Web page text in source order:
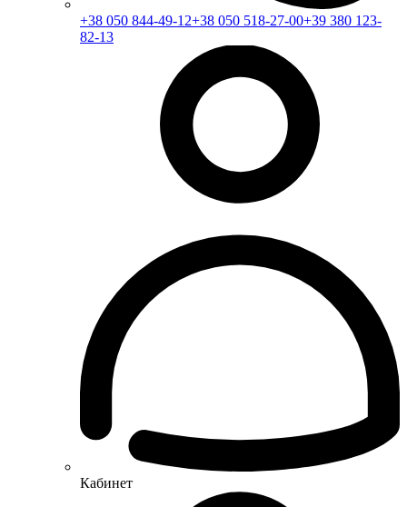
+38 050 844-49-12+38 050 518-27-00+39 380 123-
82-13
Кабинет